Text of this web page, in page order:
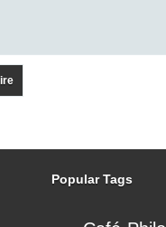
Popular Tags